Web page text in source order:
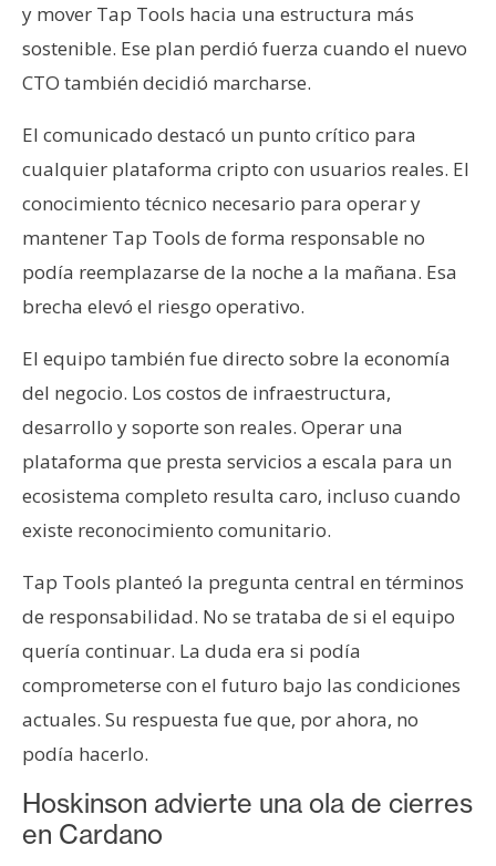
y mover Tap Tools hacia una estructura más
sostenible. Ese plan perdió fuerza cuando el nuevo
CTO también decidió marcharse.
El comunicado destacó un punto crítico para
cualquier plataforma cripto con usuarios reales. El
conocimiento técnico necesario para operar y
mantener Tap Tools de forma responsable no
podía reemplazarse de la noche a la mañana. Esa
brecha elevó el riesgo operativo.
El equipo también fue directo sobre la economía
del negocio. Los costos de infraestructura,
desarrollo y soporte son reales. Operar una
plataforma que presta servicios a escala para un
ecosistema completo resulta caro, incluso cuando
existe reconocimiento comunitario.
Tap Tools planteó la pregunta central en términos
de responsabilidad. No se trataba de si el equipo
quería continuar. La duda era si podía
comprometerse con el futuro bajo las condiciones
actuales. Su respuesta fue que, por ahora, no
podía hacerlo.
Hoskinson advierte una ola de cierres
en Cardano